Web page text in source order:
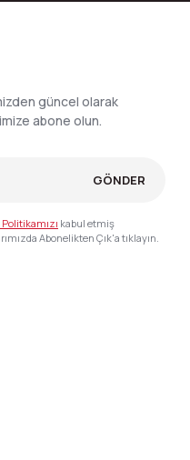
güncel olarak
abone olun.
GÖNDER
kabul etmiş
Abonelikten Çık'a tıklayın.